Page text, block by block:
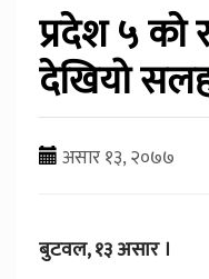
प्रदेश ५ काे
देखियो
असार १३, २०७७
बुटवल, १३ असार ।